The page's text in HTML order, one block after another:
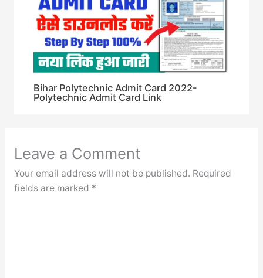
Bihar Polytechnic Admit Card 2022-
Polytechnic Admit Card Link
Leave a Comment
Your email address will not be published. Required
fields are marked *